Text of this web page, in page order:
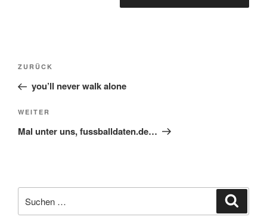
Beitragsnavigation
Vorheriger
Beitrag
ZURÜCK
you’ll never walk alone
Nächster
Beitrag
WEITER
Mal unter uns, fussballdaten.de…
nach: